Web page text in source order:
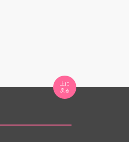
上に